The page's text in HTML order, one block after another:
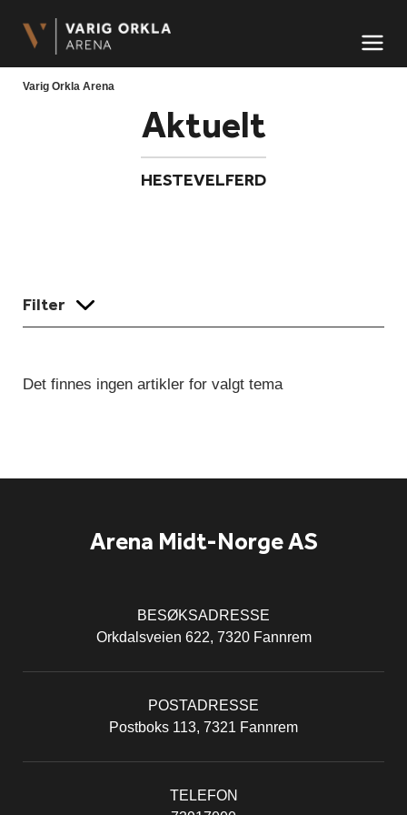
Varig Orkla Arena
Aktuelt
HESTEVELFERD
Filter
Det finnes ingen artikler for valgt tema
Arena Midt-Norge AS
BESØKSADRESSE
Orkdalsveien 622, 7320 Fannrem
POSTADRESSE
Postboks 113, 7321 Fannrem
TELEFON